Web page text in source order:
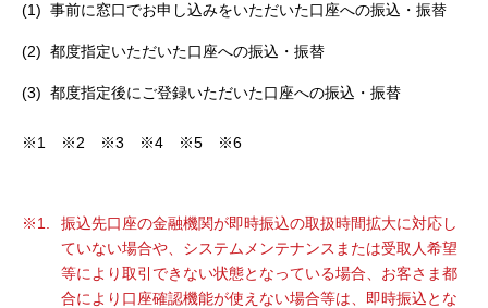
セキュリティ
事前に窓口でお申し込みをいただいた口座への振込・振替
都度指定いただいた口座への振込・振替
都度指定後にご登録いただいた口座への振込・振替
※1 ※2 ※3 ※4 ※5 ※6
振込先口座の金融機関が即時振込の取扱時間拡大に対応し
ていない場合や、システムメンテナンスまたは受取人希望
等により取引できない状態となっている場合、お客さま都
合により口座確認機能が使えない場合等は、即時振込とな